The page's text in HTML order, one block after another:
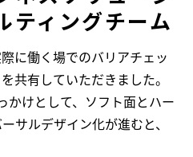
ティングチーム
に働く場でのバリアチェッ
共有していただきました。
かけとして、ソフト面とハー
サルデザイン化が進むと、